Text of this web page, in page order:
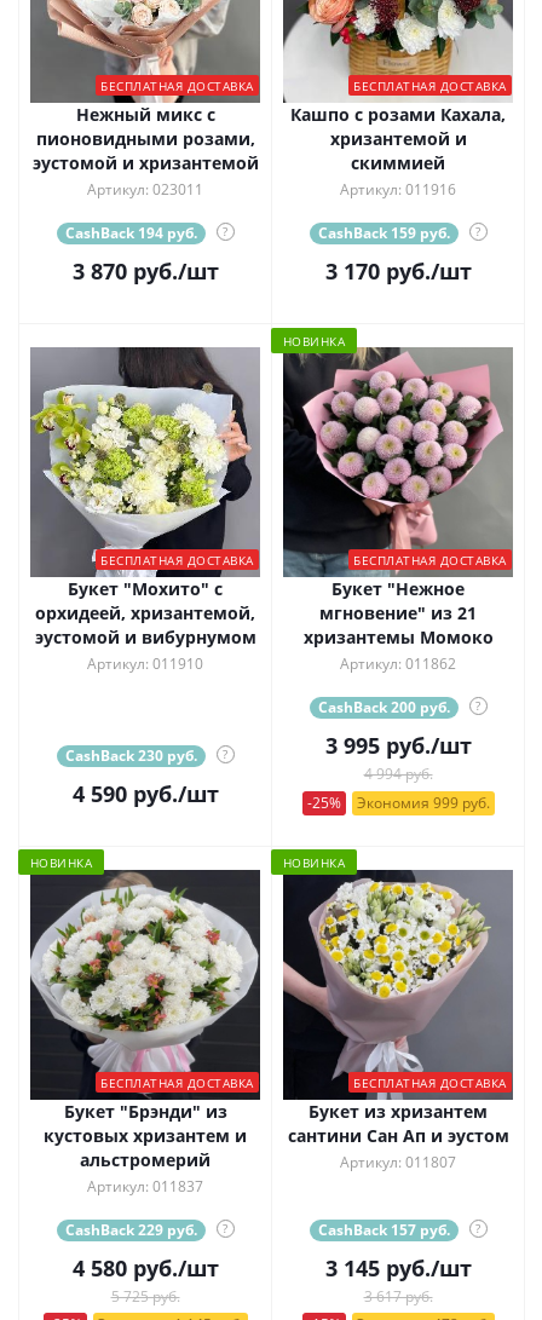
БЕСПЛАТНАЯ ДОСТАВКА
Нежный микс с
пионовидными розами,
эустомой и хризантемой
Артикул: 023011
CashBack 194 руб. ?
3 870руб./шт
БЕСПЛАТНАЯ ДОСТАВКА
Кашпо с розами Кахала,
хризантемой и
скиммией
Артикул: 011916
CashBack 159 руб. ?
3 170руб./шт
БЕСПЛАТНАЯ ДОСТАВКА
Букет "Мохито" с
орхидеей, хризантемой,
эустомой и вибурнумом
Артикул: 011910
CashBack 230 руб. ?
4 590руб./шт
НОВИНКА
БЕСПЛАТНАЯ ДОСТАВКА
Букет "Нежное
мгновение" из 21
хризантемы Момоко
Артикул: 011862
CashBack 200 руб. ?
3 995руб./шт
4 994 руб.
-25%
Экономия 999 руб.
НОВИНКА
БЕСПЛАТНАЯ ДОСТАВКА
Букет "Брэнди" из
кустовых хризантем и
альстромерий
Артикул: 011837
CashBack 229 руб. ?
4 580руб./шт
5 725 руб.
НОВИНКА
БЕСПЛАТНАЯ ДОСТАВКА
Букет из хризантем
сантини Сан Ап и эустом
Артикул: 011807
CashBack 157 руб. ?
3 145руб./шт
3 617 руб.